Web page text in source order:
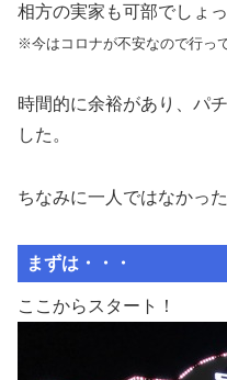
相方の実家も可部でしょ
※今はコロナが不安なので行っ
時間的に余裕があり、パ
した。
ちなみに一人ではなかっ
まずは・・・
ここからスタート！